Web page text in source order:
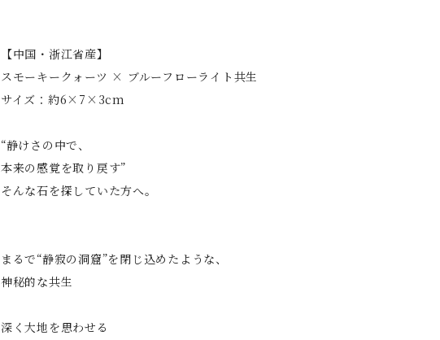
【中国・浙江省産】
スモーキークォーツ × ブルーフローライト共生
サイズ：約6×7×3cm
“静けさの中で、
本来の感覚を取り戻す”
そんな石を探していた方へ。
まるで“静寂の洞窟”を閉じ込めたような、
神秘的な共生
深く大地を思わせる